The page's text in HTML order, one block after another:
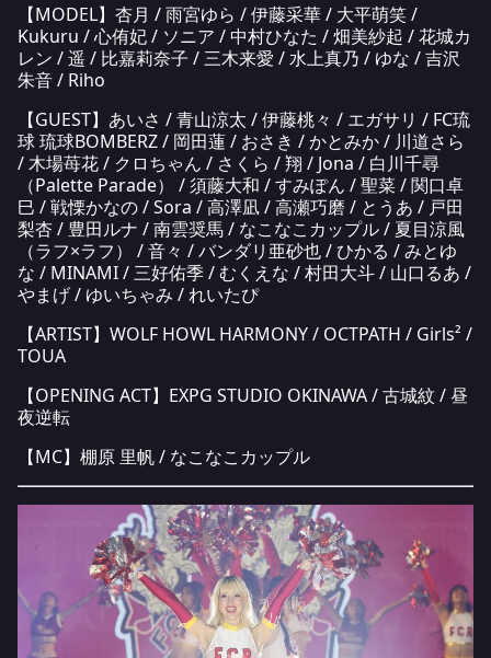
【MODEL】杏月 / 雨宮ゆら / 伊藤采華 / 大平萌笑 /
Kukuru / 心侑妃 / ソニア / 中村ひなた / 畑美紗起 / 花城カ
レン / 遥 / 比嘉莉奈子 / 三木来愛 / 水上真乃 / ゆな / 吉沢
朱音 / Riho
【GUEST】あいさ / 青山涼太 / 伊藤桃々 / エガサリ / FC琉
球 琉球BOMBERZ / 岡田蓮 / おさき / かとみか / 川道さら
/ 木場苺花 / クロちゃん / さくら / 翔 / Jona / 白川千尋
（Palette Parade） / 須藤大和 / すみぽん / 聖菜 / 関口卓
巳 / 戦慄かなの / Sora / 高澤凪 / 高瀬巧磨 / とうあ / 戸田
梨杏 / 豊田ルナ / 南雲奨馬 / なこなこカップル / 夏目涼風
（ラフ×ラフ） / 音々 / バンダリ亜砂也 / ひかる / みとゆ
な / MINAMI / 三好佑季 / むくえな / 村田大斗 / 山口るあ /
やまげ / ゆいちゃみ / れいたぴ
【ARTIST】WOLF HOWL HARMONY / OCTPATH / Girls² /
TOUA
【OPENING ACT】EXPG STUDIO OKINAWA / 古城紋 / 昼
夜逆転
【MC】棚原 里帆 / なこなこカップル